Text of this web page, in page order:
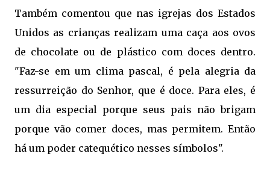
Também comentou que nas igrejas dos Estados
Unidos as crianças realizam uma caça aos ovos
de chocolate ou de plástico com doces dentro.
"Faz-se em um clima pascal, é pela alegria da
ressurreição do Senhor, que é doce. Para eles, é
um dia especial porque seus pais não brigam
porque vão comer doces, mas permitem. Então
há um poder catequético nesses símbolos".